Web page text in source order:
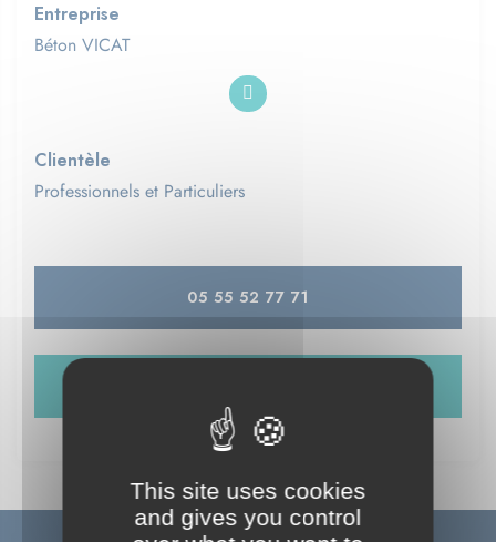
Entreprise
Béton VICAT
Clientèle
Professionnels et Particuliers
05 55 52 77 71
This site uses cookies
and gives you control